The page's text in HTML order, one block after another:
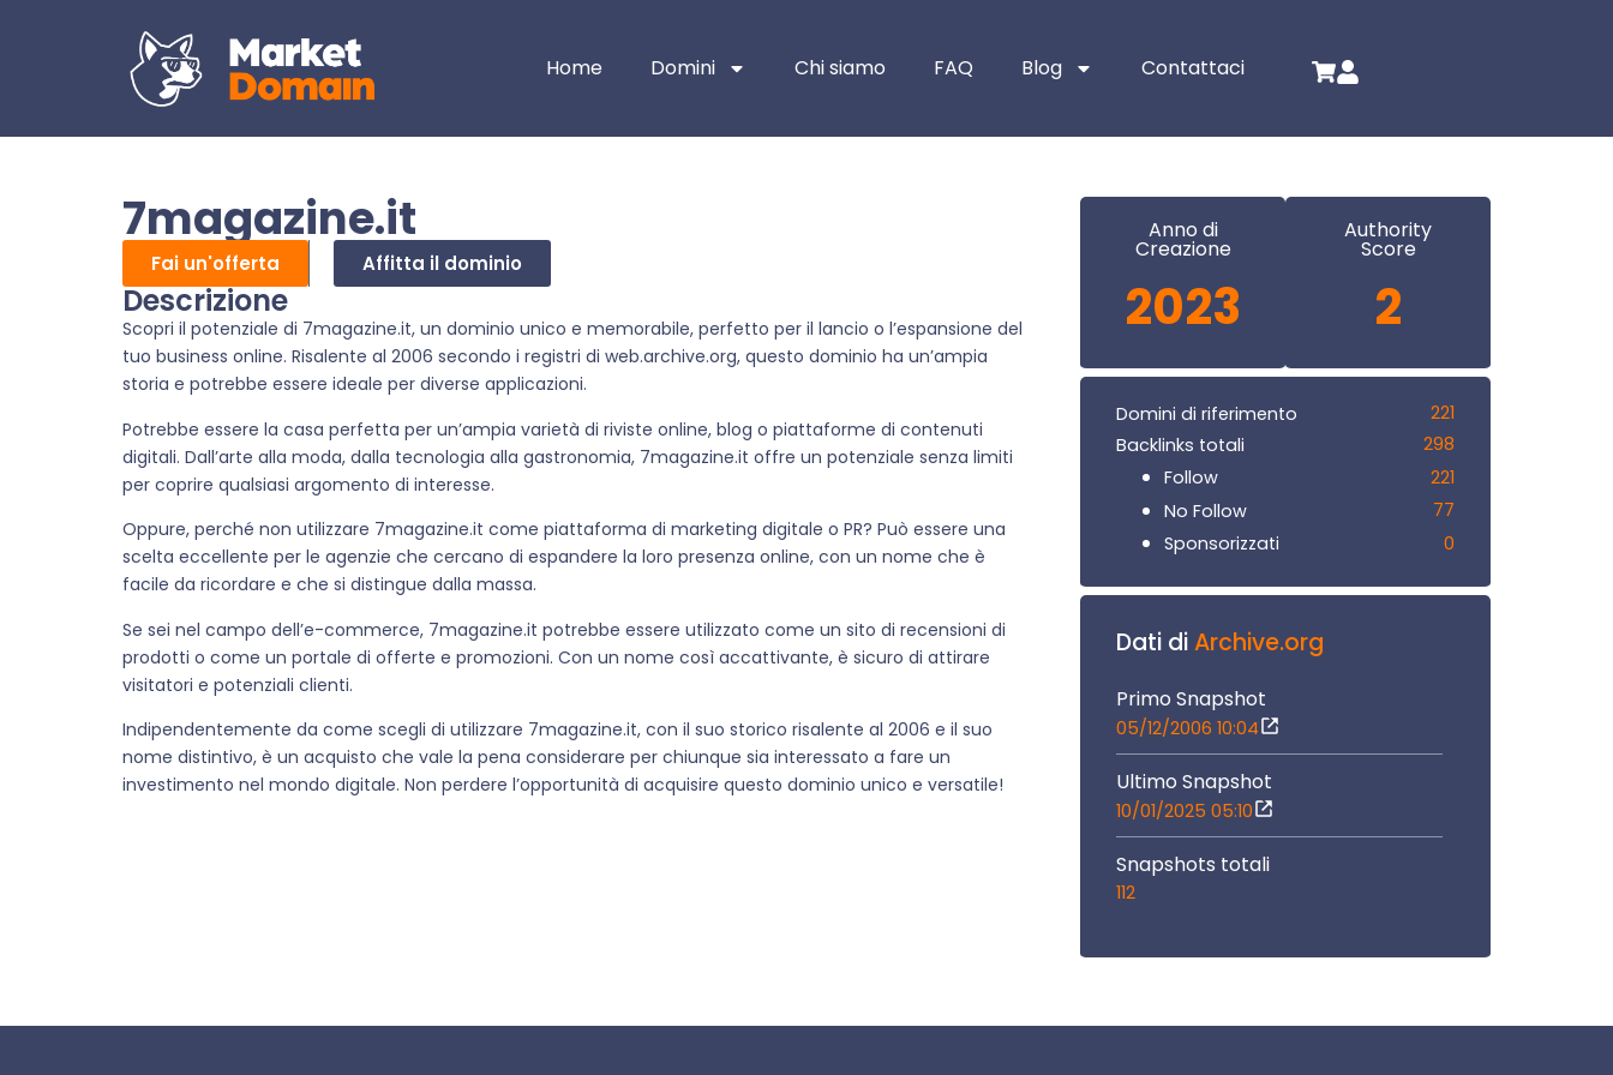
Home Domini Chi siamo FAQ Blog Contattaci
7magazine.it
Fai un'offerta Affitta il dominio
Descrizione
Scopri il potenziale di 7magazine.it, un dominio unico e memorabile, perfetto per il lancio o l’espansione del
tuo business online. Risalente al 2006 secondo i registri di web.archive.org, questo dominio ha un’ampia
storia e potrebbe essere ideale per diverse applicazioni.
Potrebbe essere la casa perfetta per un’ampia varietà di riviste online, blog o piattaforme di contenuti
digitali. Dall’arte alla moda, dalla tecnologia alla gastronomia, 7magazine.it offre un potenziale senza limiti
per coprire qualsiasi argomento di interesse.
Oppure, perché non utilizzare 7magazine.it come piattaforma di marketing digitale o PR? Può essere una
scelta eccellente per le agenzie che cercano di espandere la loro presenza online, con un nome che è
facile da ricordare e che si distingue dalla massa.
Se sei nel campo dell’e-commerce, 7magazine.it potrebbe essere utilizzato come un sito di recensioni di
prodotti o come un portale di offerte e promozioni. Con un nome così accattivante, è sicuro di attirare
visitatori e potenziali clienti.
Indipendentemente da come scegli di utilizzare 7magazine.it, con il suo storico risalente al 2006 e il suo
nome distintivo, è un acquisto che vale la pena considerare per chiunque sia interessato a fare un
investimento nel mondo digitale. Non perdere l’opportunità di acquisire questo dominio unico e versatile!
Anno di
Creazione
2023
Authority
Score
2
Domini di riferimento
221
Backlinks totali
298
Follow
221
No Follow
77
Sponsorizzati
0
Dati diArchive.org
Primo Snapshot
05/12/2006 10:04
Ultimo Snapshot
10/01/2025 05:10
Snapshots totali
112